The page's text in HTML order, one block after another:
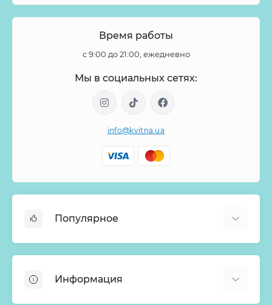
Время работы
с 9:00 до 21:00, ежедневно
Мы в социальных сетях:
info@kvitna.ua
Популярное
Хиты продаж
Букеты из роз
Информация